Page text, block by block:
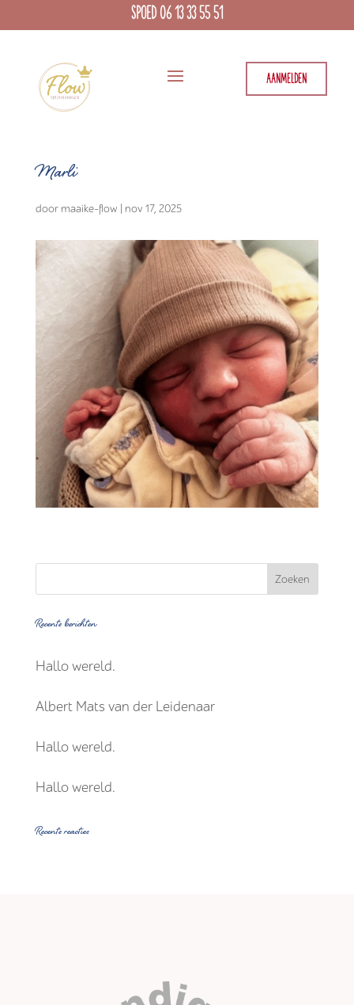
SPOED 06 13 33 55 51
AANMELDEN
Marli
door maaike-flow | nov 17, 2025
Recente berichten
Hallo wereld.
Albert Mats van der Leidenaar
Hallo wereld.
Hallo wereld.
Recente reacties